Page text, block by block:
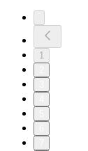
1